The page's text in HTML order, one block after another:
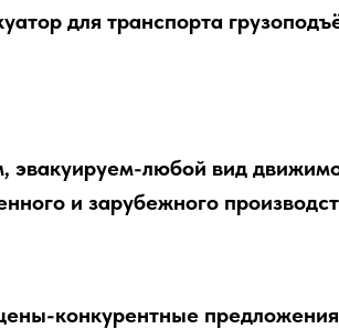
для транспорта
эвакуируем-любой вид
и зарубежного
конкурентные